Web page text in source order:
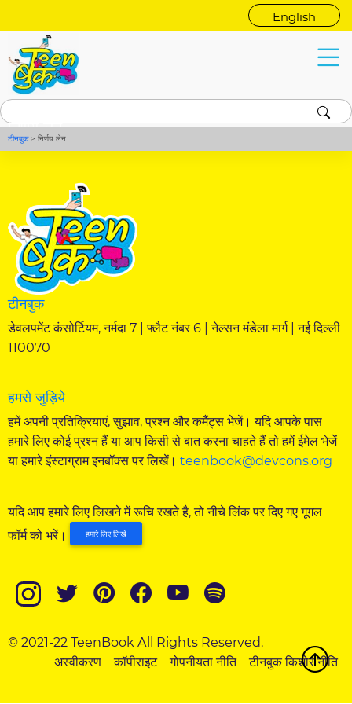
English
निर्णय लेन
टीनबुक>निर्णय लेन
टीनबुक
डेवलपमेंट कंसोर्टियम, नर्मदा 7 | फ्लैट नंबर 6 | नेल्सन मंडेला मार्ग | नई दिल्ली
110070
हमसे जुड़िये
हमें अपनी प्रतिक्रियाएं, सुझाव, प्रश्न और कमैंट्स भेजें। यदि आपके पास
हमारे लिए कोई प्रश्न हैं या आप किसी से बात करना चाहते हैं तो हमें ईमेल भेजें
या हमारे इंस्टाग्राम इनबॉक्स पर लिखें।teenbook@devcons.org
यदि आप हमारे लिए लिखने में रूचि रखते है, तो नीचे लिंक पर दिए गए गूगल
फॉर्म को भरें।
हमारे लिए लिखें
© 2021-22 TeenBook All Rights Reserved.
अस्वीकरण
कॉपीराइट गोपनीयता नीति टीनबुक किशोर नीति